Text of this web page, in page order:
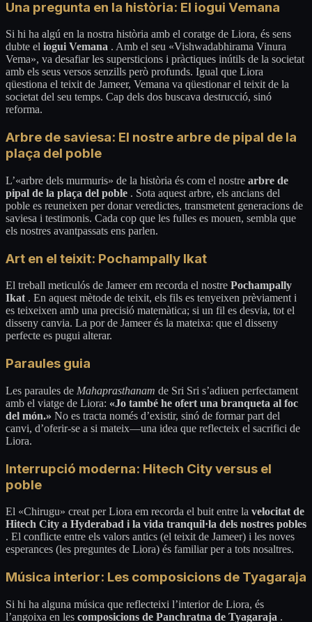
Una pregunta en la història: El iogui Vemana
Si hi ha algú en la nostra història amb el coratge de Liora, és sens
dubte el iogui Vemana . Amb el seu «Vishwadabhirama Vinura
Vema», va desafiar les supersticions i pràctiques inútils de la societat
amb els seus versos senzills però profunds. Igual que Liora
qüestiona el teixit de Jameer, Vemana va qüestionar el teixit de la
societat del seu temps. Cap dels dos buscava destrucció, sinó
reforma.
Arbre de saviesa: El nostre arbre de pipal de la
plaça del poble
L’«arbre dels murmuris» de la història és com el nostre arbre de
pipal de la plaça del poble . Sota aquest arbre, els ancians del
poble es reuneixen per donar veredictes, transmetent generacions de
saviesa i testimonis. Cada cop que les fulles es mouen, sembla que
els nostres avantpassats ens parlen.
Art en el teixit: Pochampally Ikat
El treball meticulós de Jameer em recorda el nostre Pochampally
Ikat . En aquest mètode de teixit, els fils es tenyeixen prèviament i
es teixeixen amb una precisió matemàtica; si un fil es desvia, tot el
disseny canvia. La por de Jameer és la mateixa: que el disseny
perfecte es pugui alterar.
Paraules guia
Les paraules de Mahaprasthanam de Sri Sri s’adiuen perfectament
amb el viatge de Liora: «Jo també he ofert una branqueta al foc
del món.» No es tracta només d’existir, sinó de formar part del
canvi, d’oferir-se a si mateix—una idea que reflecteix el sacrifici de
Liora.
Interrupció moderna: Hitech City versus el
poble
El «Chirugu» creat per Liora em recorda el buit entre la velocitat de
Hitech City a Hyderabad i la vida tranquil·la dels nostres pobles
. El conflicte entre els valors antics (el teixit de Jameer) i les noves
esperances (les preguntes de Liora) és familiar per a tots nosaltres.
Música interior: Les composicions de Tyagaraja
Si hi ha alguna música que reflecteixi l’interior de Liora, és
l’angoixa en les composicions de Panchratna de Tyagaraja .